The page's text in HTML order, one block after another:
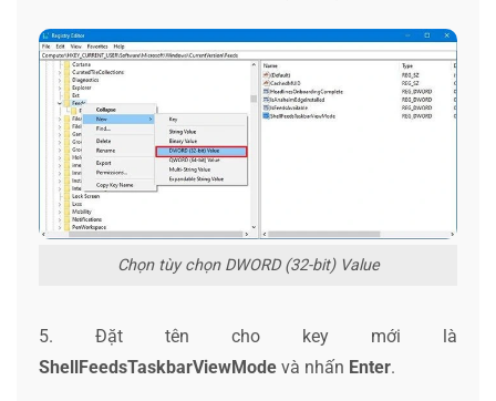
Chọn tùy chọn DWORD (32-bit) Value
5. Đặt tên cho key mới là
ShellFeedsTaskbarViewMode và nhấn Enter.